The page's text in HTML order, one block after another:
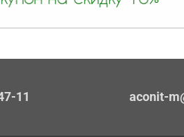
11 aconit-